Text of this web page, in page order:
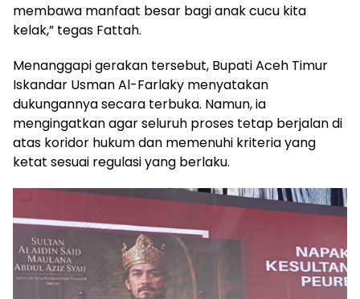
membawa manfaat besar bagi anak cucu kita
kelak,” tegas Fattah.
Menanggapi gerakan tersebut, Bupati Aceh Timur
Iskandar Usman Al-Farlaky menyatakan
dukungannya secara terbuka. Namun, ia
mengingatkan agar seluruh proses tetap berjalan di
atas koridor hukum dan memenuhi kriteria yang
ketat sesuai regulasi yang berlaku.